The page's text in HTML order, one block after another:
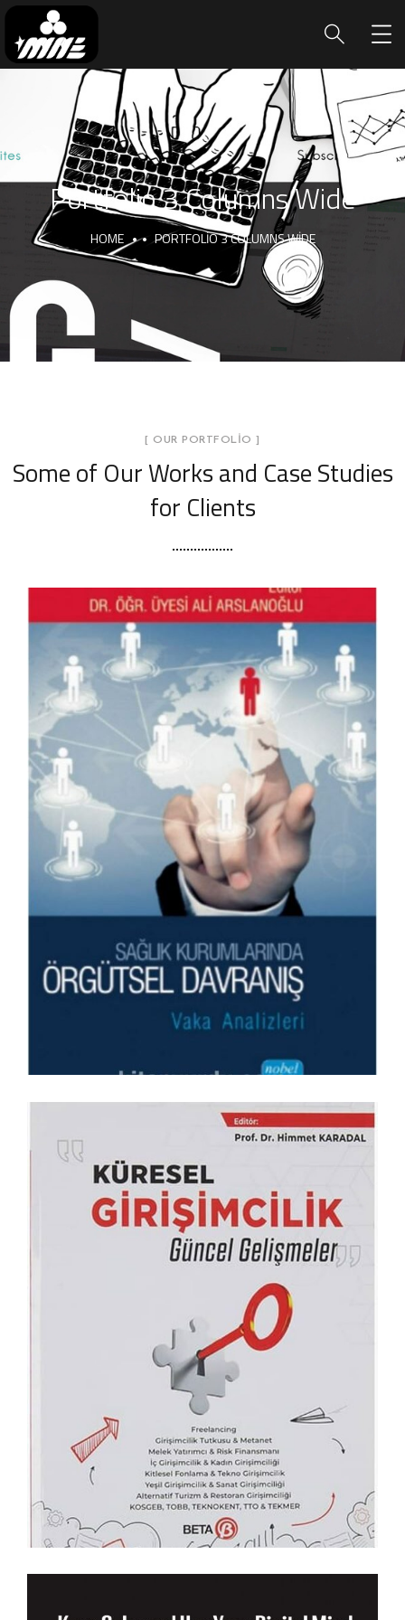
Portfolio 3 Columns Wide
HOME PORTFOLIO 3 COLUMNS WIDE
[ OUR PORTFOLIO ]
Some of Our Worksand Case Studies
for Clients
Sağlık Kurumlarında Örgütsel
Davranış: Vaka Analizleri
KITAPLARIM
Küresel Girişimcilik: Güncel
Gelişmeler
KITAPLARIM